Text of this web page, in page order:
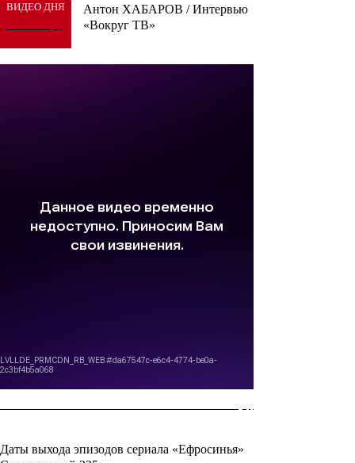
ВИДЕО ДНЯ
Антон ХАБАРОВ / Интервью
«Вокруг ТВ»
Даты выхода эпизодов сериала «Ефросинья»